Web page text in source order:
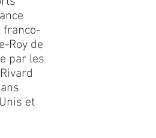
franco-
Roy de
par les
et